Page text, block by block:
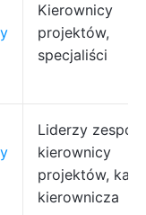
Kierownicy
projektów,
specjaliści
Liderzy
kierownicy
projektów,
kierownicza